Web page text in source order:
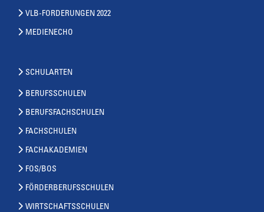
VLB-FORDERUNGEN 2022
MEDIENECHO
SCHULARTEN
BERUFSSCHULEN
BERUFSFACHSCHULEN
FACHSCHULEN
FACHAKADEMIEN
FOS/BOS
FÖRDERBERUFSSCHULEN
WIRTSCHAFTSSCHULEN